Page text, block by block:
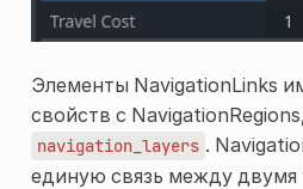
Элементы NavigationLinks
свойств с
navigation_layers .
единую связь между двумя